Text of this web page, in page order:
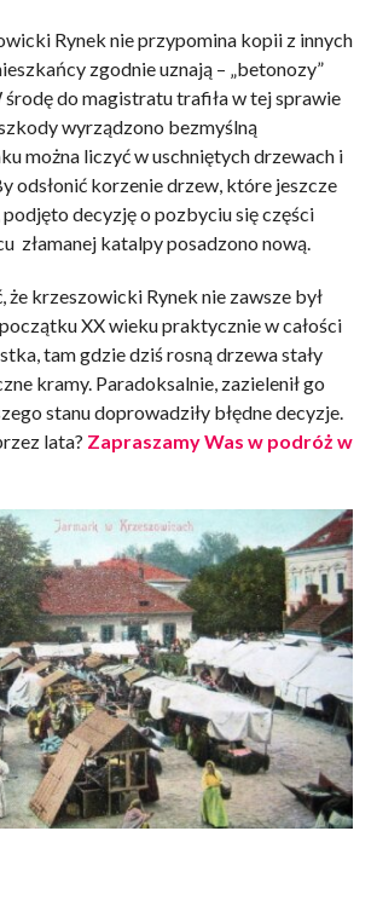
Rynek nie przypomina kopii z innych
zgodnie uznają – „betonozy”
środę do magistratu trafiła w tej sprawie
wyrządzono bezmyślną
można liczyć w uschniętych drzewach i
odsłonić korzenie drzew, które jeszcze
decyzję o pozbyciu się części
złamanej katalpy posadzono nową.
że krzeszowicki Rynek nie zawsze był
XX wieku praktycznie w całości
tam gdzie dziś rosną drzewa stały
kramy. Paradoksalnie, zazielenił go
stanu doprowadziły błędne decyzje.
lata? Zapraszamy Was w podróż w